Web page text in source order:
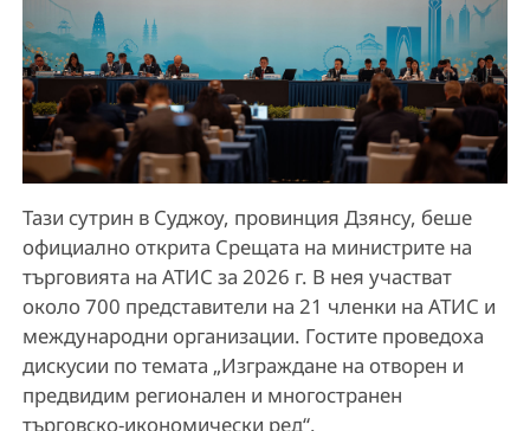
Тази сутрин в Суджоу, провинция Дзянсу, беше
официално открита Срещата на министрите на
търговията на АТИС за 2026 г. В нея участват
около 700 представители на 21 членки на АТИС и
международни организации. Гостите проведоха
дискусии по темата „Изграждане на отворен и
предвидим регионален и многостранен
търговско-икономически ред“.